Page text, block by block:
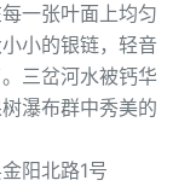
一张叶面上均匀
小的银链，轻音
三岔河水被钙华
瀑布群中秀美的
阳北路1号